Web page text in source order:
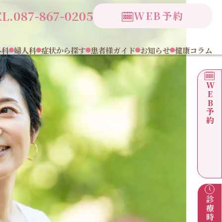
婦人科 症状から探す 患者様ガイド お知らせ 健康コラム
867-0205 WEB予約
WEB予約
診療時間